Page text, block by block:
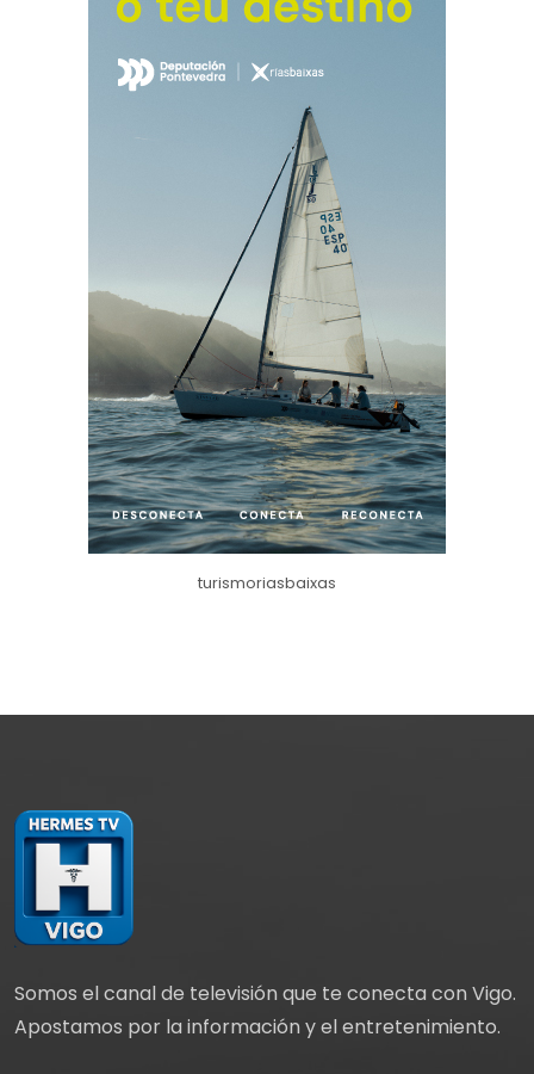
turismoriasbaixas
Somos el canal de televisión que te conecta con Vigo.
Apostamos por la información y el entretenimiento.